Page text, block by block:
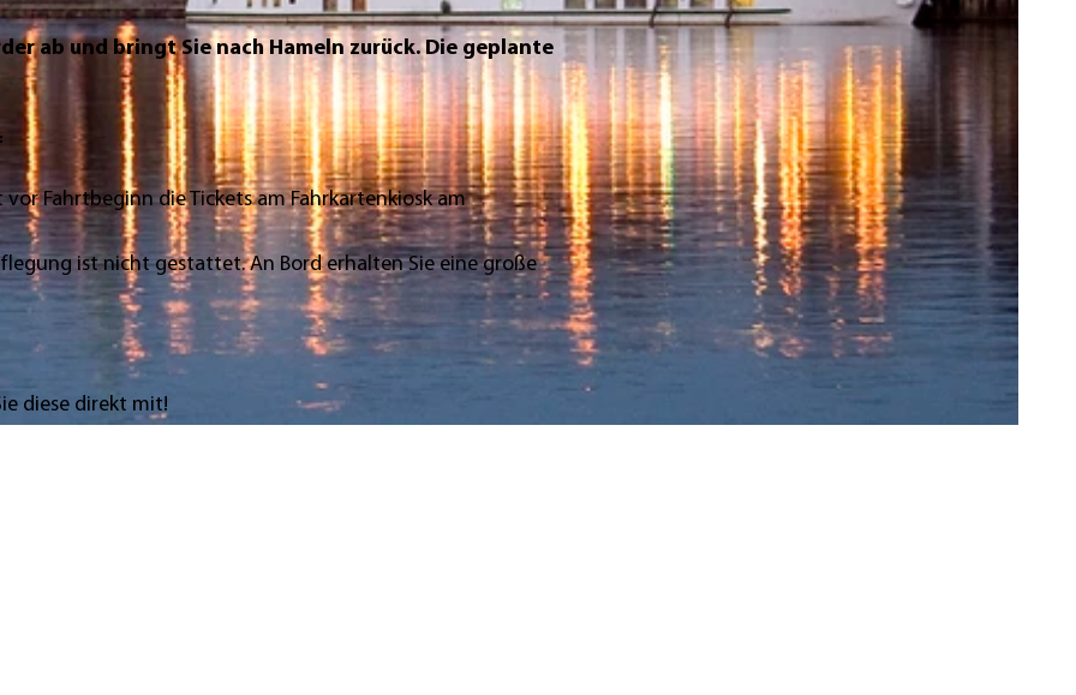
ab und bringt Sie nach Hameln zurück. Die geplante
Fahrtbeginn die Tickets am Fahrkartenkiosk am
ist nicht gestattet. An Bord erhalten Sie eine große
diese direkt mit!